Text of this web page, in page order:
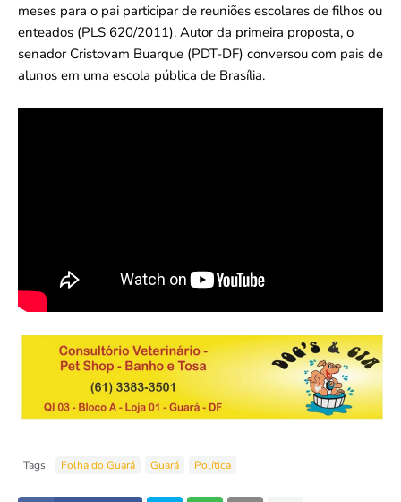
meses para o pai participar de reuniões escolares de filhos ou
enteados (PLS 620/2011). Autor da primeira proposta, o
senador Cristovam Buarque (PDT-DF) conversou com pais de
alunos em uma escola pública de Brasília.
Tags Folha do Guará Guará Política